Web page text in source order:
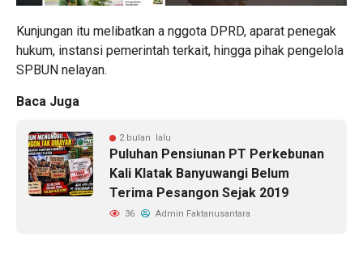
Kunjungan itu melibatkan a nggota DPRD, aparat penegak
hukum, instansi pemerintah terkait, hingga pihak pengelola
SPBUN nelayan.
Baca Juga
2 bulan lalu
Puluhan Pensiunan PT Perkebunan
Kali Klatak Banyuwangi Belum
Terima Pesangon Sejak 2019
36 Admin Faktanusantara